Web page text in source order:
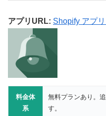
アプリURL: Shopify アプ
料金体
系
無料プランあり。
す。